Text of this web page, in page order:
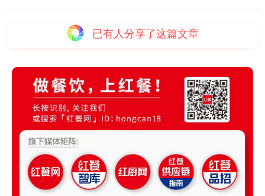
已有 人分享了这篇文章